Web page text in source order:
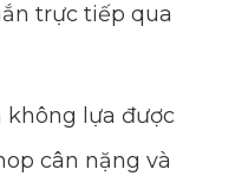
trực tiếp qua
không lựa được
cân nặng và